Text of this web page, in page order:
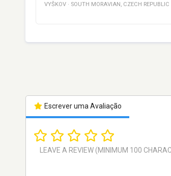
VYŠKOV · SOUTH MORAVIAN , CZECH REPUBLIC
Escrever uma Avaliação